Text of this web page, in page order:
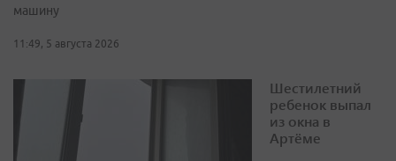
машину
11:49, 5 августа 2026
Шестилетний
ребенок выпал
из окна в
Артёме